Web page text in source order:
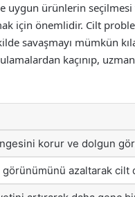
ürünlerin
için önemlidir. Cilt
savaşmayı mümkün
kaçınıp,
korur ve dolgun
azaltarak cilt